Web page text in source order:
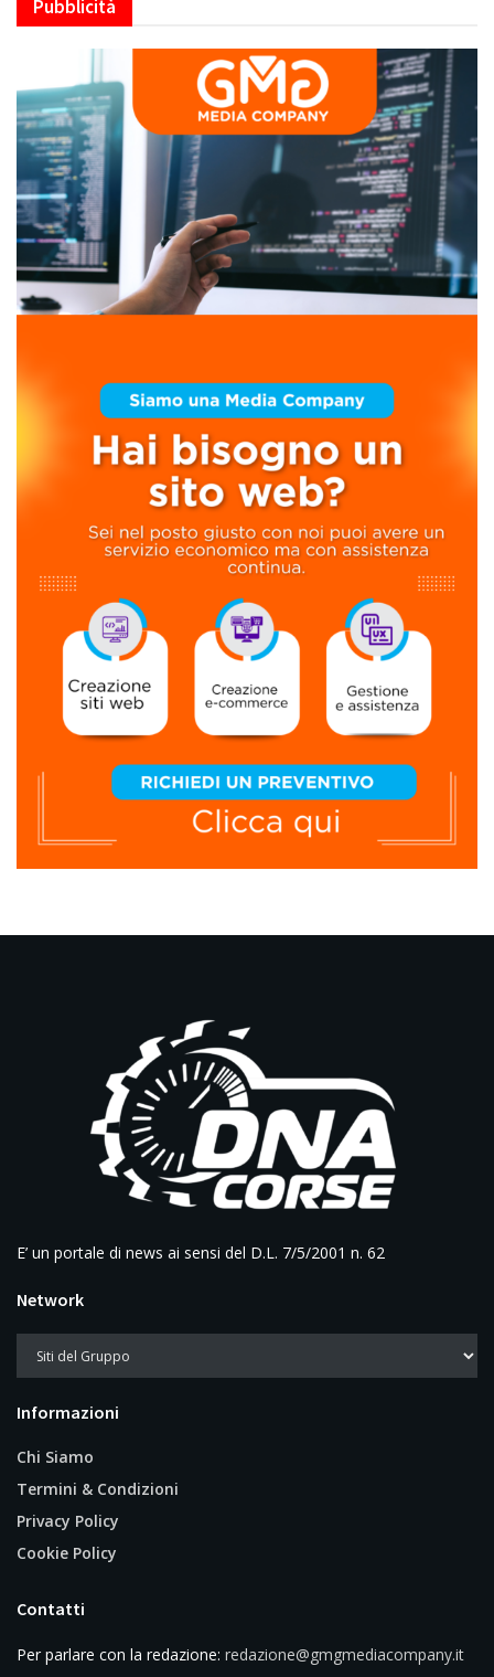
Pubblicità
E’ un portale di news ai sensi del D.L. 7/5/2001 n. 62
Network
Informazioni
Chi Siamo
Termini & Condizioni
Privacy Policy
Cookie Policy
Contatti
Per parlare con la redazione: redazione@gmgmediacompany.it